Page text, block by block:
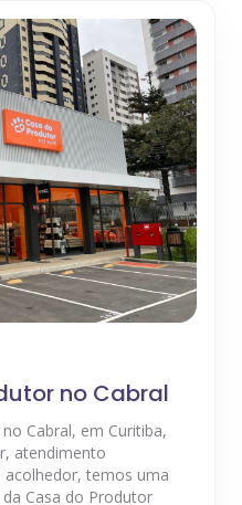
no Cabral
Cabral, em Curitiba,
atendimento
acolhedor, temos uma
Casa do Produtor